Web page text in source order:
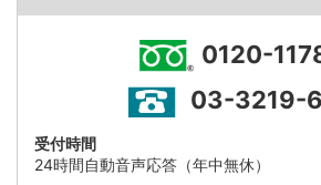
0120-
03-3219-
受付時間
24時間自動音声応答（年中無休）